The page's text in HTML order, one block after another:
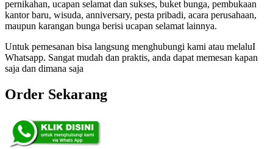
pernikahan, ucapan selamat dan sukses, buket bunga, pembukaan
kantor baru, wisuda, anniversary, pesta pribadi, acara perusahaan,
maupun karangan bunga berisi ucapan selamat lainnya.
Untuk pemesanan bisa langsung menghubungi kami atau melaluI
Whatsapp. Sangat mudah dan praktis, anda dapat memesan kapan
saja dan dimana saja
Order Sekarang